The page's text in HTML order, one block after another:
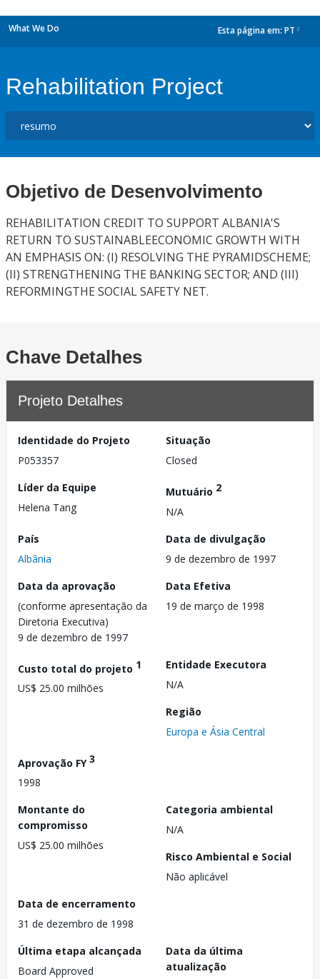
What We Do Esta página em: PT
Rehabilitation Project
Objetivo de Desenvolvimento
REHABILITATION CREDIT TO SUPPORT ALBANIA'S
RETURN TO SUSTAINABLEECONOMIC GROWTH WITH
AN EMPHASIS ON: (I) RESOLVING THE PYRAMIDSCHEME;
(II) STRENGTHENING THE BANKING SECTOR; AND (III)
REFORMINGTHE SOCIAL SAFETY NET.
Chave Detalhes
Projeto Detalhes
Identidade do Projeto
P053357
Situação
Closed
Líder da Equipe
Helena Tang
Mutuário 2
N/A
País
Albânia
Data de divulgação
9 de dezembro de 1997
Data da aprovação
(conforme apresentação da
Diretoria Executiva)
9 de dezembro de 1997
Data Efetiva
19 de março de 1998
Custo total do projeto 1
US$ 25.00 milhões
Entidade Executora
N/A
Região
Europa e Ásia Central
Aprovação FY3
1998
Montante do
compromisso
US$ 25.00 milhões
Categoria ambiental
N/A
Risco Ambiental e Social
Não aplicável
Data de encerramento
31 de dezembro de 1998
Última etapa alcançada
Board Approved
Data da última
atualização